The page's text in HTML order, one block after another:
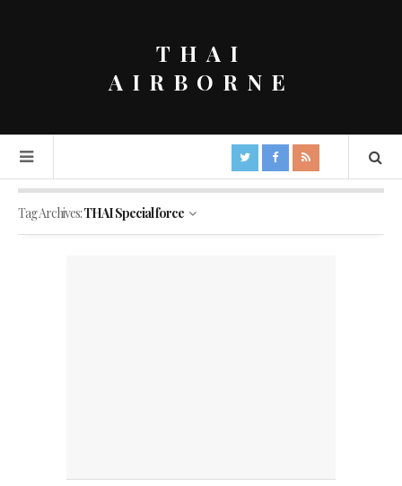
THAI
AIRBORNE
Tag Archives:THAI Special force